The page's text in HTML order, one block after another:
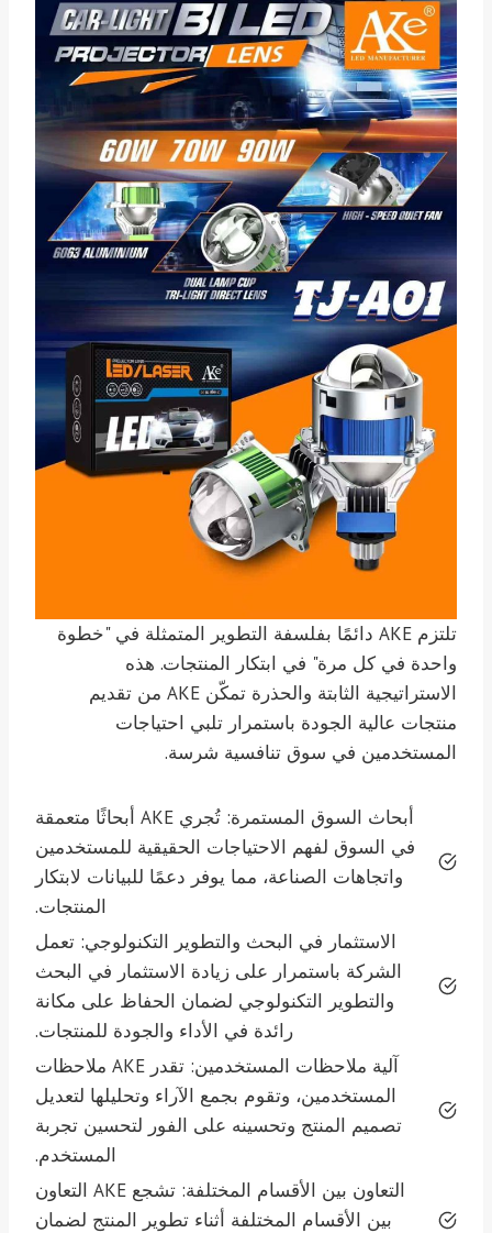
تلتزم AKE دائمًا بفلسفة التطوير المتمثلة في "خطوة
واحدة في كل مرة" في ابتكار المنتجات. هذه
الاستراتيجية الثابتة والحذرة تمكّن AKE من تقديم
منتجات عالية الجودة باستمرار تلبي احتياجات
المستخدمين في سوق تنافسية شرسة.
أبحاث السوق المستمرة: تُجري AKE أبحاثًا متعمقة
في السوق لفهم الاحتياجات الحقيقية للمستخدمين
واتجاهات الصناعة، مما يوفر دعمًا للبيانات لابتكار
المنتجات.
الاستثمار في البحث والتطوير التكنولوجي: تعمل
الشركة باستمرار على زيادة الاستثمار في البحث
والتطوير التكنولوجي لضمان الحفاظ على مكانة
رائدة في الأداء والجودة للمنتجات.
آلية ملاحظات المستخدمين: تقدر AKE ملاحظات
المستخدمين، وتقوم بجمع الآراء وتحليلها لتعديل
تصميم المنتج وتحسينه على الفور لتحسين تجربة
المستخدم.
التعاون بين الأقسام المختلفة: تشجع AKE التعاون
بين الأقسام المختلفة أثناء تطوير المنتج لضمان